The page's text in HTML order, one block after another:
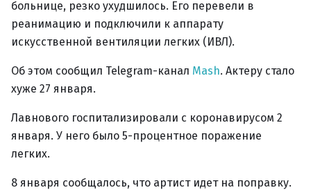
больнице, резко ухудшилось. Его перевели в
реанимацию и подключили к аппарату
искусственной вентиляции легких (ИВЛ).
Об этом сообщил Telegram-канал Mash. Актеру стало
хуже 27 января.
Лавнового госпитализировали с коронавирусом 2
января. У него было 5-процентное поражение
легких.
8 января сообщалось, что артист идет на поправку.